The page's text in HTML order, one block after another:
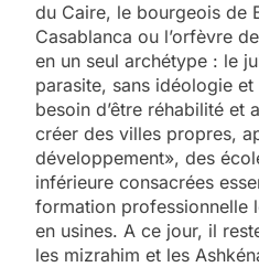
du Caire, le bourgeois de
Casablanca ou l’orfèvre
en un seul archétype : le
parasite, sans idéologie et
besoin d’être réhabilité et
créer des villes propres,
développement», des
inférieure consacrées
formation professionnelle
en usines. A ce jour, il
les mizrahim et les